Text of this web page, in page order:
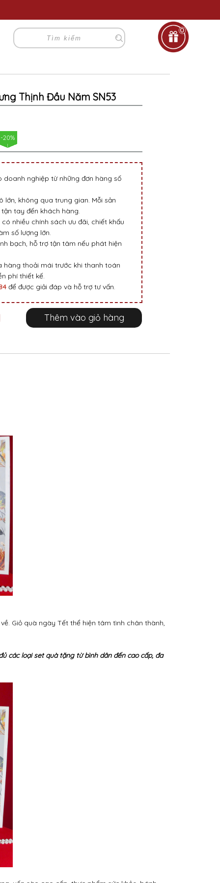
0
Thịnh Đầu Năm SN53
-20%
doanh nghiệp từ những đơn hàng số
lớn, không qua trung gian. Mỗi sản
tay đến khách hàng.
nhiều chính sách ưu đãi, chiết khấu
số lượng lớn.
bạch, hỗ trợ tận tâm nếu phát hiện
hàng thoải mái trước khi thanh toán
phí thiết kế.
để được giải đáp và hỗ trợ tư vấn.
Thêm vào giỏ hàng
Giỏ quà ngày Tết thể hiện tâm tình chân thành,
các loại set quà tặng từ bình dân đến cao cấp, đa